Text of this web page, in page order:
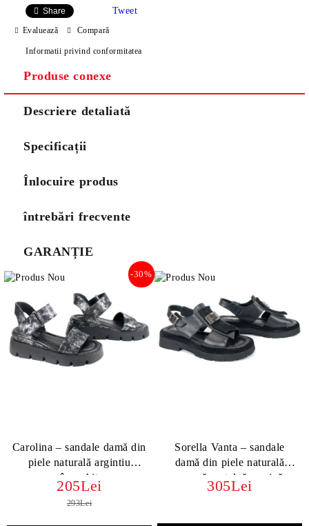
Share Tweet
Evaluează Compară
Informatii privind conformitatea
Produse conexe
Descriere detaliată
Specificații
Înlocuire produs
întrebări frecvente
GARANȚIE
Carolina – sandale damă din
piele naturală argintiu
învechit
-30%
205Lei
293Lei
Sorella Vanta – sandale
damă din piele naturală
neagră cu talpă masivă
305Lei